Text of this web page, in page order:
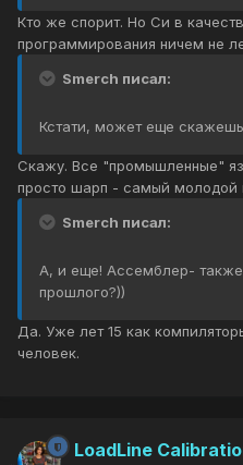
Кто же спорит. Но Си в
программирования ничем не
Smerch писал:
Кстати, может еще
Скажу. Все "промышленные"
просто шарп - самый молодой
Smerch писал:
А, и еще! Ассемблер-
прошлого?))
Да. Уже лет 15 как
человек.
LoadLine